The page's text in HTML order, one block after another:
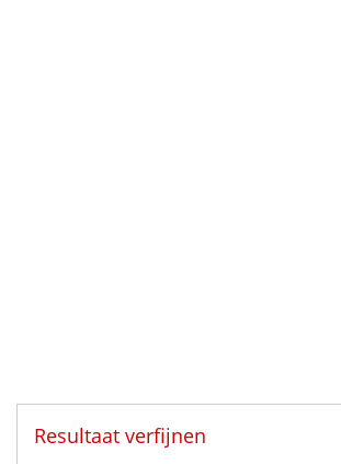
Resultaat verfijnen